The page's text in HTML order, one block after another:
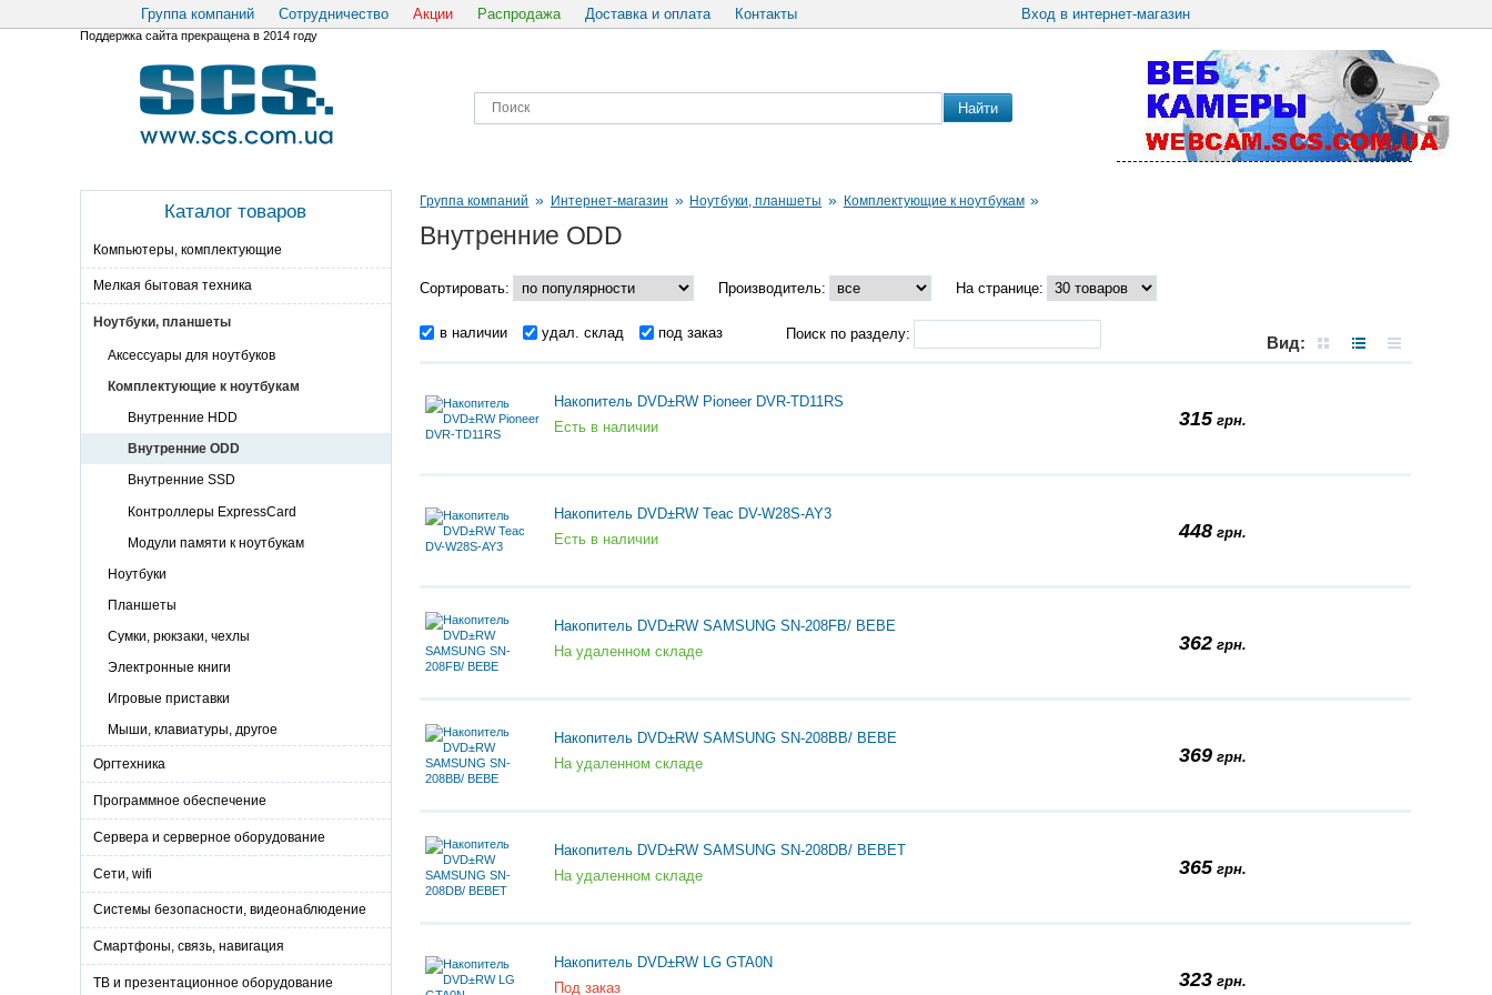
Группа компаний Сотрудничество Акции Распродажа Доставка и оплата Контакты Вход в интернет-магазин
Поддержка сайта прекращена в 2014 году
Найти
Каталог товаров
Компьютеры, комплектующие
Мелкая бытовая техника
Ноутбуки, планшеты
Аксессуары для ноутбуков
Комплектующие к ноутбукам
Внутренние HDD
Внутренние ODD
Внутренние SSD
Контроллеры ExpressCard
Модули памяти к ноутбукам
Ноутбуки
Планшеты
Сумки, рюкзаки, чехлы
Электронные книги
Игровые приставки
Мыши, клавиатуры, другое
Оргтехника
Программное обеспечение
Сервера и серверное оборудование
Сети, wifi
Системы безопасности, видеонаблюдение
Смартфоны, связь, навигация
ТВ и презентационное оборудование
Группа компаний » Интернет-магазин » Ноутбуки, планшеты » Комплектующие к ноутбукам »
Внутренние ODD
Сортировать: Производитель: На странице:
в наличии удал. склад под заказ Поиск по разделу: Вид:
Накопитель DVD±RW Pioneer DVR-TD11RS
Есть в наличии 315 грн.
Накопитель DVD±RW Teac DV-W28S-AY3
Есть в наличии 448 грн.
Накопитель DVD±RW SAMSUNG SN-208FB/ BEBE
На удаленном складе 362 грн.
Накопитель DVD±RW SAMSUNG SN-208BB/ BEBE
На удаленном складе 369 грн.
Накопитель DVD±RW SAMSUNG SN-208DB/ BEBET
На удаленном складе 365 грн.
Накопитель DVD±RW LG GTA0N
Под заказ 323 грн.